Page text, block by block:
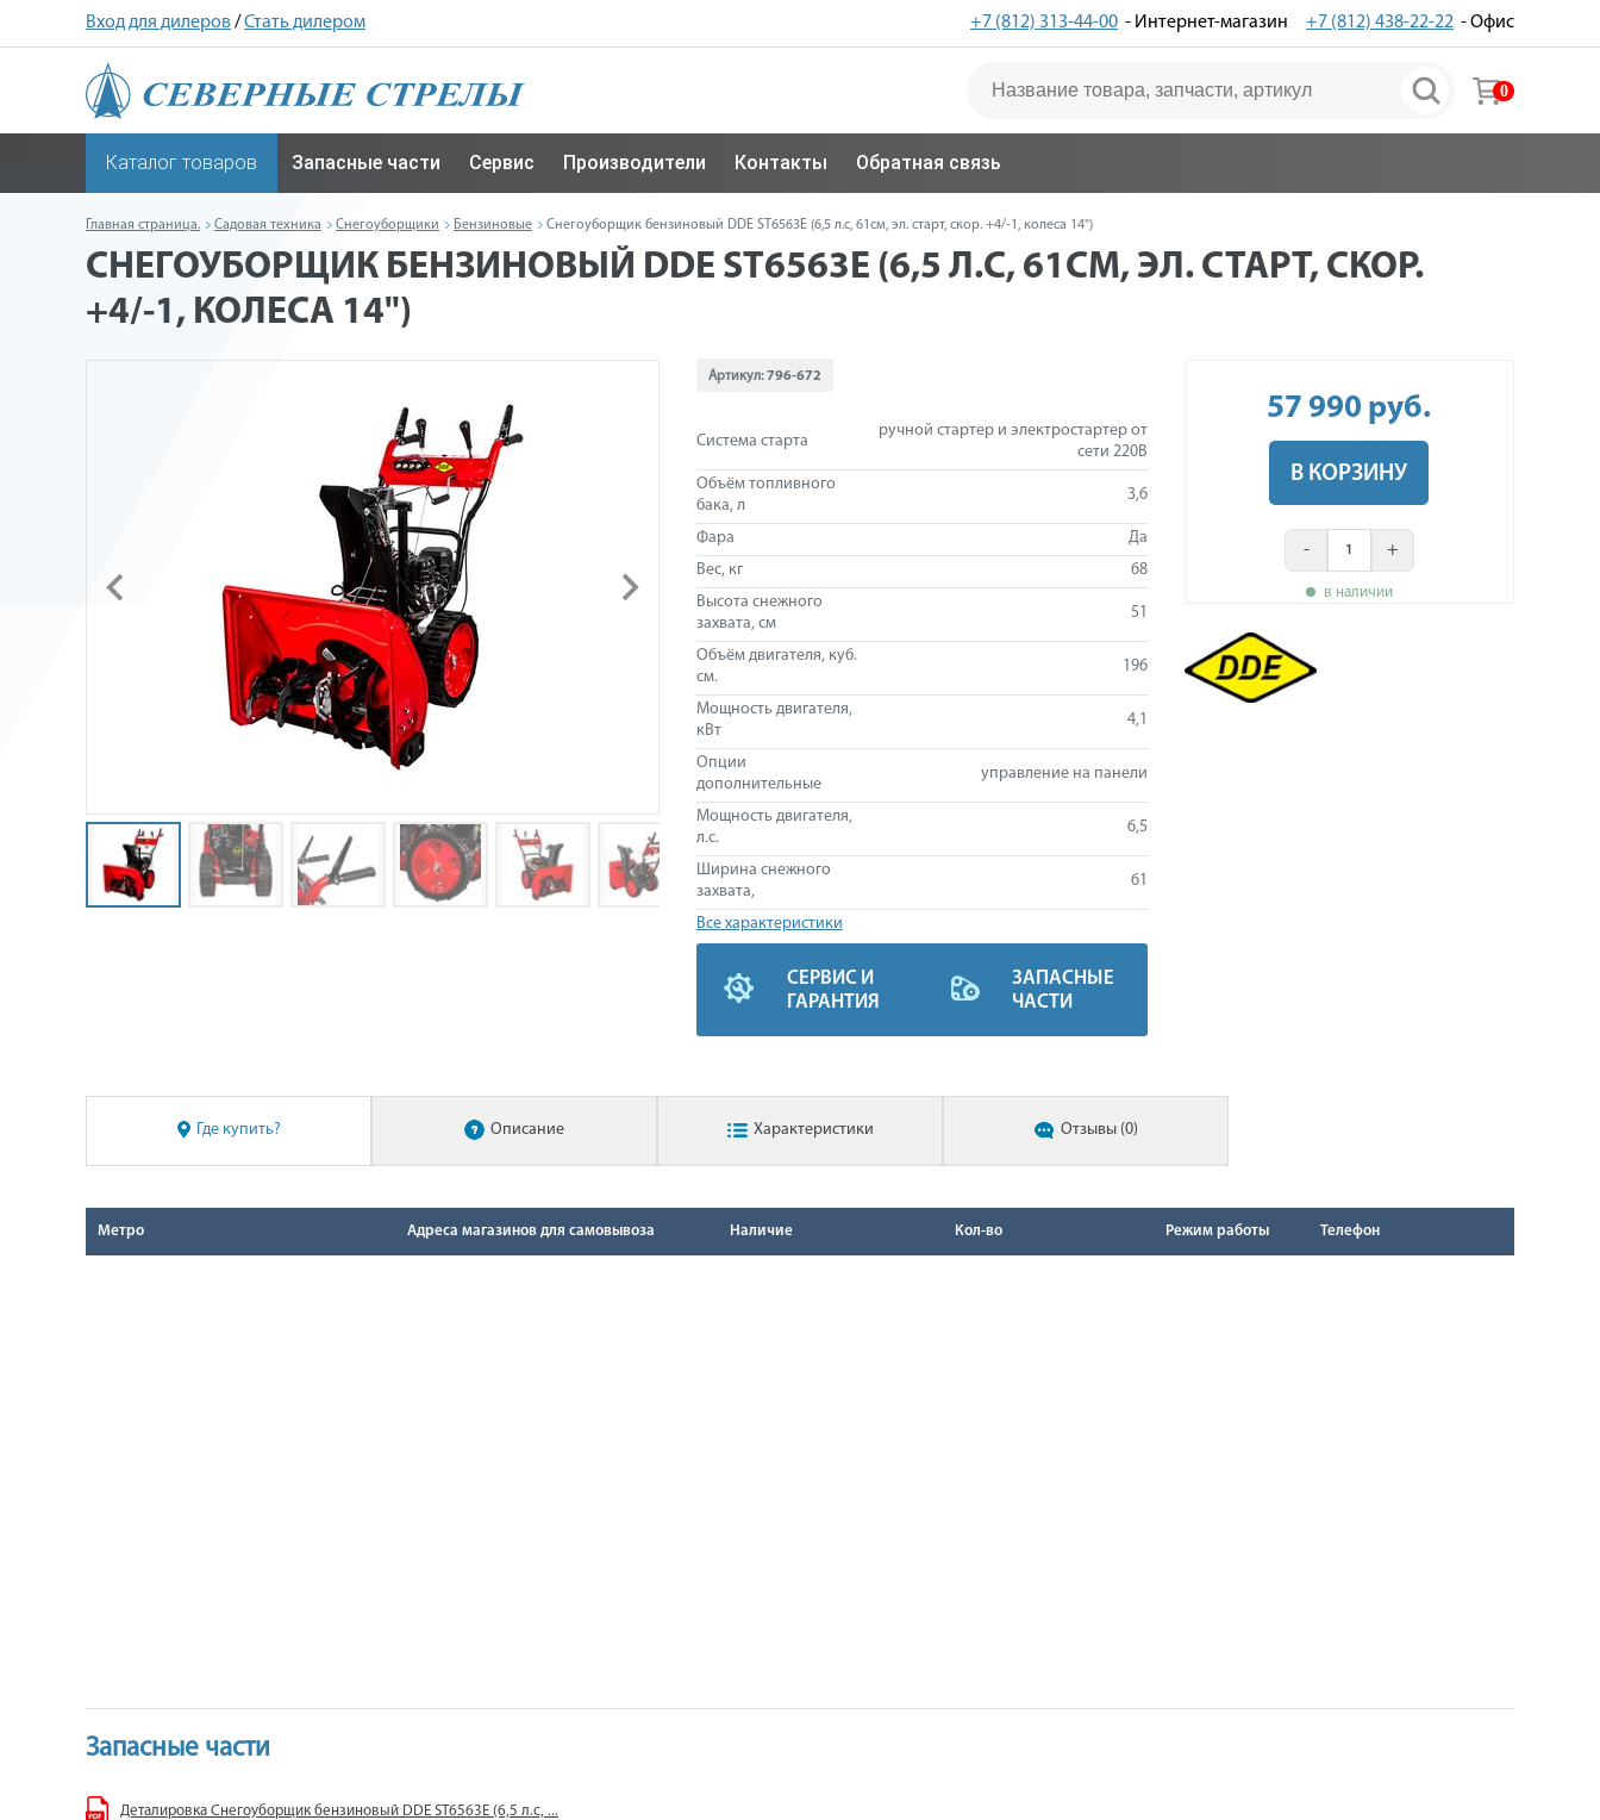
Вход для дилеров/Стать дилером +7 (812) 313-44-00 - Интернет-магазин +7 (812) 438-22-22 - Офис
0
Каталог товаров Запасные части Сервис Производители Контакты Обратная связь
Главная страница. Садовая техника Снегоуборщики Бензиновые Снегоуборщик бензиновый DDE ST6563Е (6,5 л.с, 61см, эл. старт, скор. +4/-1, колеса 14")
СНЕГОУБОРЩИК БЕНЗИНОВЫЙ DDE ST6563Е (6,5 Л.С, 61СМ, ЭЛ. СТАРТ, СКОР.
+4/-1, КОЛЕСА 14")
Артикул:796-672
Система старта
ручной стартер и электростартер от
сети 220В
Объём топливного
бака, л
3,6
Фара
Да
Вес, кг
68
Высота снежного
захвата, см
51
Объём двигателя, куб.
см.
196
Мощность двигателя,
кВт
4,1
Опции
дополнительные
управление на панели
Мощность двигателя,
л.с.
6,5
Ширина снежного
захвата,
61
Все характеристики
СЕРВИС И
ГАРАНТИЯ
ЗАПАСНЫЕ
ЧАСТИ
57 990 руб.
В КОРЗИНУ
- +
в наличии
Где купить? Описание Характеристики Отзывы (0)
Метро Адреса магазинов для самовывоза Наличие Кол-во Режим работы Телефон
Запасные части
Деталировка Снегоуборщик бензиновый DDE ST6563Е (6,5 л.с, ...